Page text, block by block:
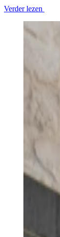
Verder lezen